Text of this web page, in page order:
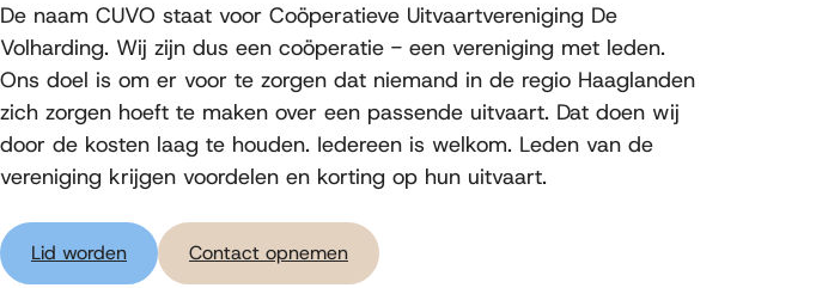
De naam CUVO staat voor Coöperatieve Uitvaartvereniging De
Volharding. Wij zijn dus een coöperatie - een vereniging met leden.
Ons doel is om er voor te zorgen dat niemand in de regio Haaglanden
zich zorgen hoeft te maken over een passende uitvaart. Dat doen wij
door de kosten laag te houden. Iedereen is welkom. Leden van de
vereniging krijgen voordelen en korting op hun uitvaart.
Lid worden Contact opnemen